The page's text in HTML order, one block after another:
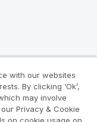
with our websites
By clicking ‘Ok’,
may involve
Privacy & Cookie